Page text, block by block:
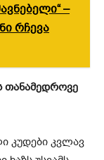
–
რჩევა
თანამედროვე
კუდები კვლავ